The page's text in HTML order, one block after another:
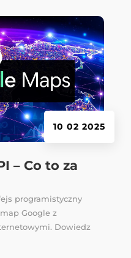
– Co to za
10 02 2025
programistyczny
Google z
Dowiedz